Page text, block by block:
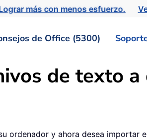
Lograr más con menos esfuerzo.
de Office (5300)
de texto
ordenador y ahora desea importar